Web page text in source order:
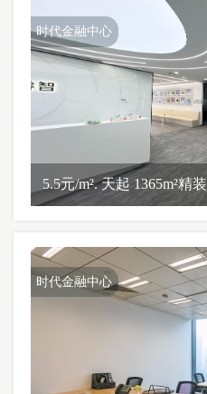
时代金融中心
5.5元/m². 天起 1365m²精装
时代金融中心